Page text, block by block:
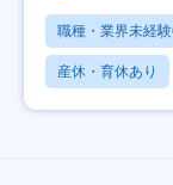
職種・業界未経
産休・育休あり